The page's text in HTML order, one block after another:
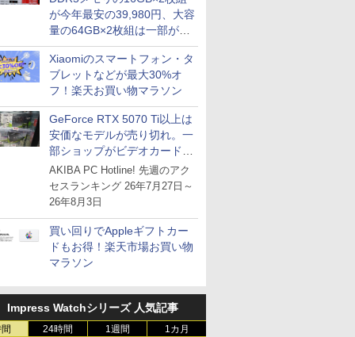
が今年最安の39,980円、大容
量の64GB×2枚組は一部が続
騰 [8月前半のメモリ価格]
Xiaomiのスマートフォン・タ
ブレットなどが最大30%オ
フ！楽天お買い物マラソン
GeForce RTX 5070 Ti以上は
安価なモデルが売り切れ。一
部ショップがビデオカードの
購入制限を実施したニュース
が注目を集める
AKIBA PC Hotline! 先週のアク
セスランキング 26年7月27日～
26年8月3日
買い回りでAppleギフトカー
ドもお得！楽天市場お買い物
マラソン
Impress Watchシリーズ 人気記事
24時間 1週間 1カ月